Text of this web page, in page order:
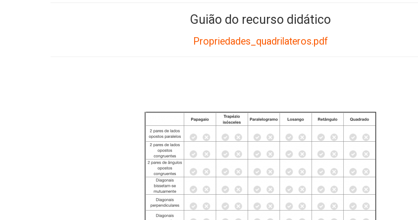
Guião do recurso didático
Propriedades_quadrilateros.pdf